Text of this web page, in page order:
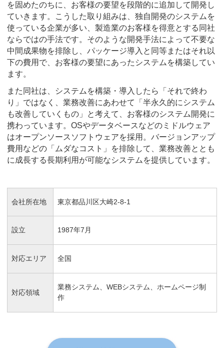
を固めたのちに、お客様の要望を段階的に追加して開発し
ていきます。こうした取り組みは、独自開発のシステムを
使っている企業が多い、製造業のお客様を得意とする同社
ならではの手法です。そのような開発手法によって不要な
中間成果物を排除し、パッケージ導入と同等またはそれ以
下の費用で、お客様の要望にあったシステムを構築してい
ます。
また同社は、システムを構築・導入したら「それで終わ
り」ではなく、業務改善にあわせて「半永久的にシステム
も改善していくもの」と考えて、お客様のシステム開発に
携わっています。OSやデータベースなどのミドルウェア
はオープンソースソフトウェアを採用。バージョンアップ
費用などの「ムダなコスト」を排除して、業務改善ととも
に成長する長期利用が可能なシステムを提供しています。
会社所在地 東京都品川区大崎2-8-1
設立 1987年7月
対応エリア 全国
対応領域
業務システム、WEBシステム、ホームページ制
作